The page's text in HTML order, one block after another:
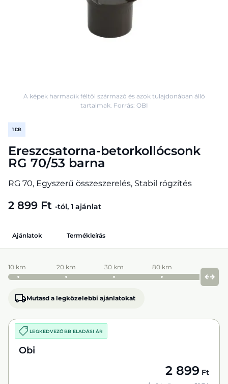
1 DB
Ereszcsatorna-betorkollócsonk
RG 70/53 barna
RG 70, Egyszerű összeszerelés, Stabil rögzítés
2 899 Ft -tól, 1 ajánlat
A képek harmadik féltől származó és azok tulajdonában álló
tartalmak. Forrás: OBI
Ajánlatok Termékleírás
10 km 20 km 30 km 80 km
Mutasd a legközelebbi ajánlatokat
LEGKEDVEZŐBB ELADÁSI ÁR
Obi
2 899 Ft